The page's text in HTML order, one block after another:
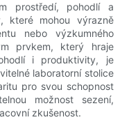
prostředí, pohodlí a
které mohou výrazně
nebo výzkumného
prvkem, který hraje
i produktivity, je
laboratorní stolice
pro svou schopnost
možnost sezení,
zkušenost.